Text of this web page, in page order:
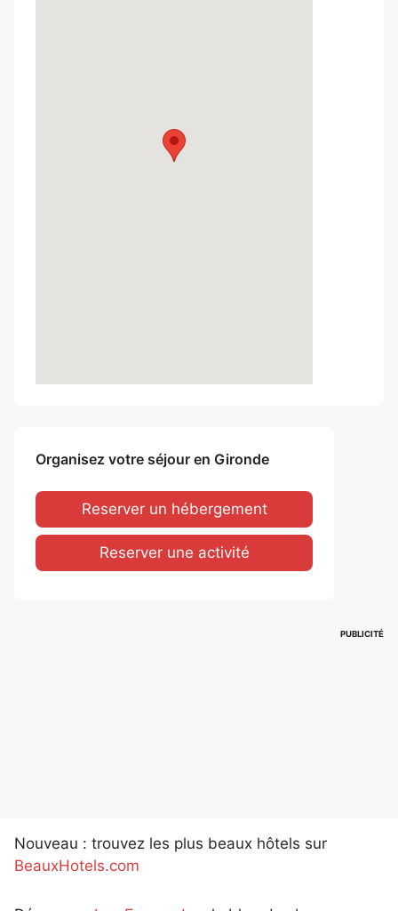
Organisez votre séjour en Gironde
Reserver un hébergement
Reserver une activité
PUBLICITÉ
Nouveau : trouvez les plus beaux hôtels sur
BeauxHotels.com